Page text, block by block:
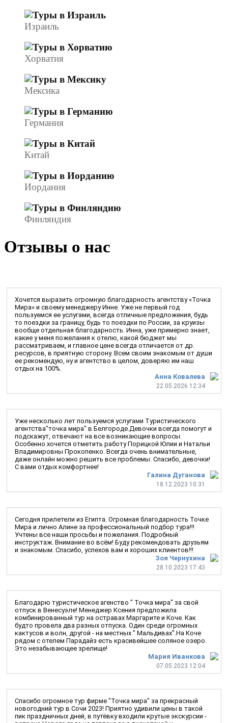
Израиль
Хорватия
Мексика
Германия
Китай
Иордания
Финляндия
Отзывы о нас
Анна Ковалева
22.05.2026 12:34
Хочется выразить огромную благодарность агентству «Точка
Мира» и своему менеджеру Инне. Уже не первый год
пользуемся ее услугами, всегда отличные предложения, будь
то поездки за границу, будь то поездки по России, за круизы
вообще отдельная благодарность. Инна, уже примерно знает,
какие у меня пожелания к отелю, какой бюджет мы
рассматриваем, и главное цене всегда отличается от др.
ресурсов, в приятную сторону. Всем своим знакомым от души
ее рекомендую, ну и агентство в целом, доверяю им наш
отдых на 100%.
Галина Дуганова
18.12.2023 10:31
Уже несколько лет пользуемся услугами Туристического
агентства"точка мира" в Белгороде.Девочки всегда помогут и
подскажут, отвечают на все возникающие вопросы.
Особенно хочется отметить работу Порицкой Юлии и Натальи
Владимировны Прокопенко. Всегда очень внимательные,
даже онлайн можно решить все проблемы. Спасибо, девочки!
С вами отдых комфортнее!
Зоя Чернухина
28.10.2023 17:43
Сегодня прилетели из Египта. Огромная благодарность Точке
Мира и лично Алине за профессиональный подбор тура!!!
Учтены все наши просьбы и пожелания. Подробный
инструктаж. Внимание во всём! Буду рекомендовать друзьям
и знакомым. Спасибо, успехов вам и хороших клиентов!!!
Мария Иванкова
07.05.2023 12:04
Благодарю туристическое агенство " Точка мира" за свой
отпуск в Венесуэле! Менеджер Ксения предложила
комбинированный тур на остравах Маргарите и Коче. Как
будто провела два разных отпуска. Один среди огромных
кактусов и волн, другой - на местных " Мальдивах".На Коче
рядом с отелем Парадайз есть красивейшее соляное озеро.
Это незабывающее зрелище!
Спасибо огромное тур фирме "Точка мира" за прекрасный
новогодний тур в Сочи 2023! Приятно удивили цены в такой
пик праздничных дней, в путёвку входили крутые экскурсии -